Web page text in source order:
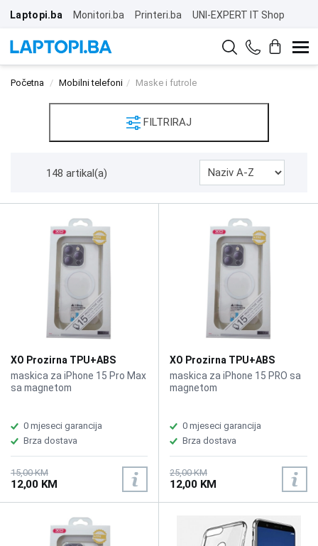
Laptopi.ba Monitori.ba Printeri.ba UNI-EXPERT IT Shop
Početna Mobilni telefoni Maske i futrole
FILTRIRAJ
148 artikal(a)
XO Prozirna TPU+ABS
maskica iPhone 15 Pro Max
sa magnetom
maskica za iPhone 15 Pro Max
sa magnetom
0 mjeseci garancija
Brza dostava
15,00 KM
12,00 KM
XO Prozirna TPU+ABS
maskica iPhone 15 Pro sa
magnetom
maskica za iPhone 15 PRO sa
magnetom
0 mjeseci garancija
Brza dostava
25,00 KM
12,00 KM